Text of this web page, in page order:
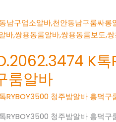
K
룸알바
RYBOY3500 청주밤알바 흥덕구
RYBOY3500 청주밤알바 흥덕구